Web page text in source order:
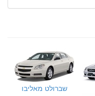
שברולט מאליבו